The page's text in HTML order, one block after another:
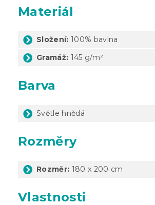
Materiál
Složení: 100% bavlna
Gramáž: 145 g/m²
Barva
Světle hnědá
Rozměry
Rozměr: 180 x 200 cm
Vlastnosti